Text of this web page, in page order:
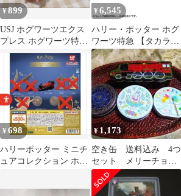
¥899
USJ ホグワーツエクス
プレス ホグワーツ特急
トミカ ハリーポッター
¥ 6,545
ハリー・ポッター ホグ
ワーツ特急 【タカラト
ミー 955498 鉄道模型
約 1/60】
¥698
ハリーポッター ミニチ
ュアコレクション ホグ
¥1,173
空き缶 送料込み 4つ
セット メリーチョコ
レート ハリー・ポッ
ター KALDI